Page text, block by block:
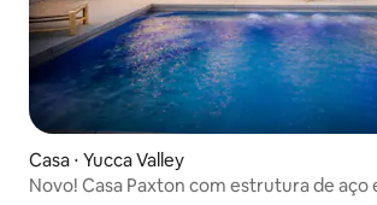
Casa ⋅ Yucca Valley
Novo! Casa Paxton com estrutura de aço